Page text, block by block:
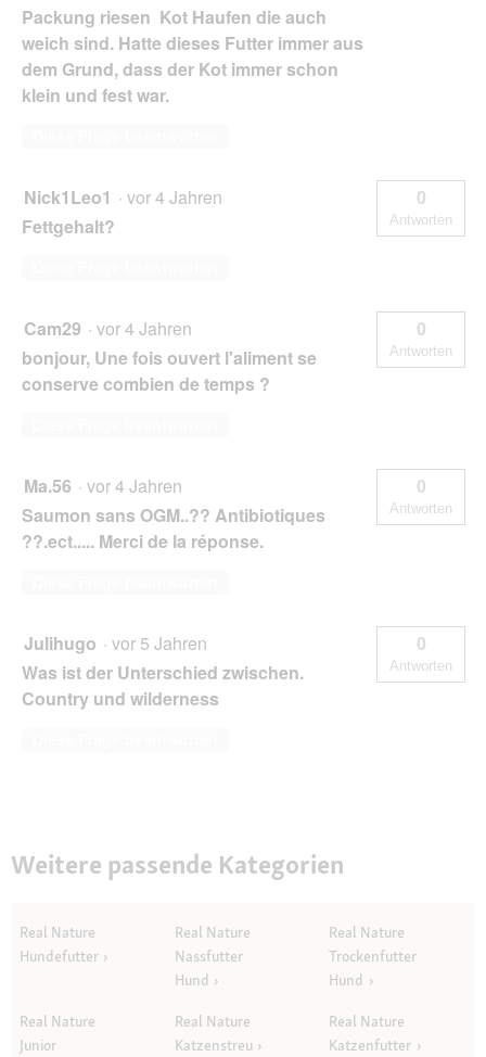
Packung riesen Kot Haufen die auch
weich sind. Hatte dieses Futter immer aus
dem Grund, dass der Kot immer schon
klein und fest war.
Nick1Leo1 · vor 4 Jahren
Fettgehalt?
0
Antworten
Cam29 · vor 4 Jahren
bonjour, Une fois ouvert l'aliment se
conserve combien de temps ?
0
Antworten
Ma.56 · vor 4 Jahren
Saumon sans OGM..?? Antibiotiques
??.ect..... Merci de la réponse.
0
Antworten
Julihugo · vor 5 Jahren
Was ist der Unterschied zwischen.
Country und wilderness
0
Antworten
Weitere passende Kategorien
Real Nature
Hundefutter
Real Nature
Nassfutter
Hund
Real Nature
Trockenfutter
Hund
Real Nature
Junior
Real Nature
Katzenstreu
Real Nature
Katzenfutter